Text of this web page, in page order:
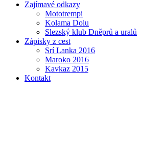
Zajímavé odkazy
Mototrempi
Kolama Dolu
Slezský klub Dněprů a uralů
Zápisky z cest
Srí Lanka 2016
Maroko 2016
Kavkaz 2015
Kontakt